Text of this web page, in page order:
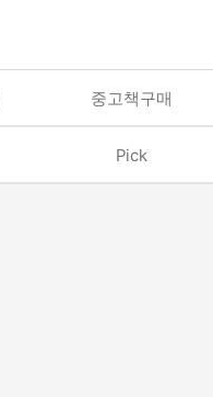
중고책구매
Pick